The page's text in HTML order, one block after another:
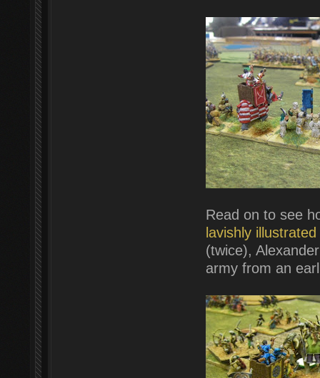
Read on to see
lavishly
(twice),
army from an